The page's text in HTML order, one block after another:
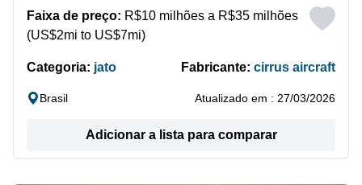
Faixa de preço: R$10 milhões a R$35 milhões
(US$2mi to US$7mi)
Categoria: jato Fabricante: cirrus aircraft
Brasil Atualizado em : 27/03/2026
Adicionar a lista para comparar